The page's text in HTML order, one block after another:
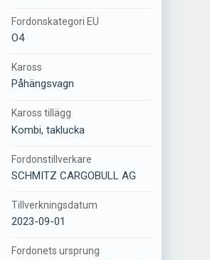
Fordonskategori EU
O4
Kaross
Påhängsvagn
Kaross tillägg
Kombi, taklucka
Fordonstillverkare
SCHMITZ CARGOBULL AG
Tillverkningsdatum
2023-09-01
Fordonets ursprung